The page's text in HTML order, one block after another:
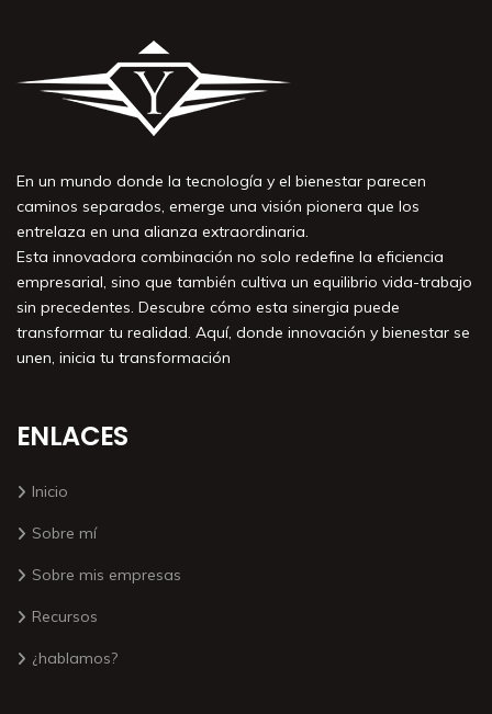
En un mundo donde la tecnología y el bienestar parecen
caminos separados, emerge una visión pionera que los
entrelaza en una alianza extraordinaria.
Esta innovadora combinación no solo redefine la eficiencia
empresarial, sino que también cultiva un equilibrio vida-trabajo
sin precedentes. Descubre cómo esta sinergia puede
transformar tu realidad. Aquí, donde innovación y bienestar se
unen, inicia tu transformación
ENLACES
Inicio
Sobre mí
Sobre mis empresas
Recursos
¿hablamos?